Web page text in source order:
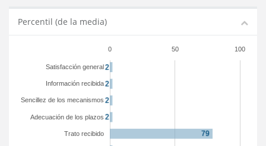
Percentil (de la media)
0 50 100
Satisfacción general
Información recibida
Sencillez de los mecanismos
Adecuación de los plazos
Trato recibido